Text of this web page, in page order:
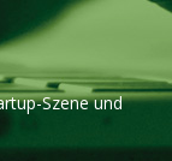
Szene und